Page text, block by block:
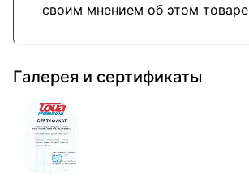
своим мнением об этом товаре
Галерея и сертификаты